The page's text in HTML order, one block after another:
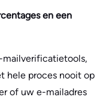
en een
mailverificatietools,
hele proces nooit op
of uw e-mailadres